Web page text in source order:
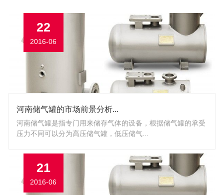
22
2016-06
河南储气罐的市场前景分析...
河南储气罐是指专门用来储存气体的设备，根据储气罐的承受
压力不同可以分为高压储气罐，低压储气...
21
2016-06